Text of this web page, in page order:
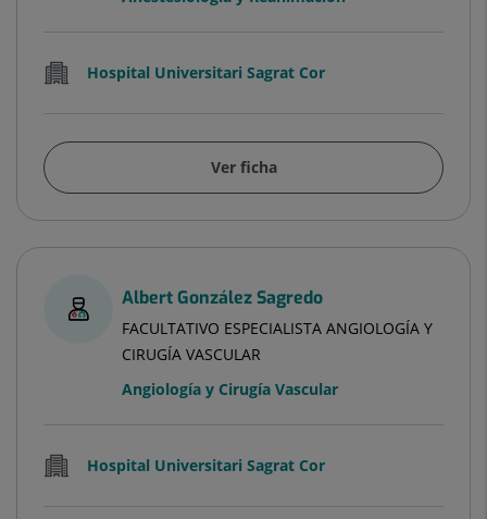
Hospital Universitari Sagrat Cor
Ver ficha
Albert González Sagredo
FACULTATIVO ESPECIALISTA ANGIOLOGÍA Y
CIRUGÍA VASCULAR
Angiología y Cirugía Vascular
Hospital Universitari Sagrat Cor